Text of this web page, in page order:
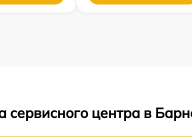
сервисного центра в